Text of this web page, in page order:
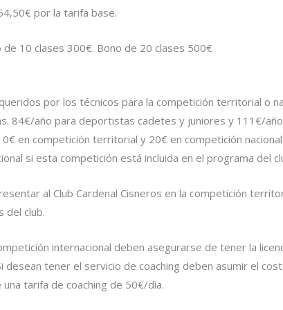
por la tarifa base.
de 10 clases 300€. Bono de 20 clases 500€
por los técnicos para la competición territorial o
84€/año para deportistas cadetes y juniores y 111€/
en competición territorial y 20€ en competición
si esta competición está incluida en el programa del
al Club Cardenal Cisneros en la competición
del club.
internacional deben asegurarse de tener la
desean tener el servicio de coaching deben asumir el
tarifa de coaching de 50€/día.